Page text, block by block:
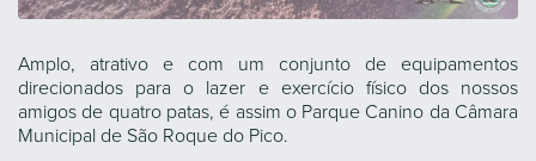
Amplo, atrativo e com um conjunto de equipamentos
direcionados para o lazer e exercício físico dos nossos
amigos de quatro patas, é assim o Parque Canino da Câmara
Municipal de São Roque do Pico.